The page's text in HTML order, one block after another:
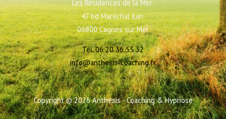
Les Résidences de la Mer
47 bd Maréchal Juin
06800 Cagnes sur Mer
Tél. 06 20 36 55 32
info@anthesis-coaching.fr
Cagnes sur Mer
Nice
Saint Laurent du Var
Copyright © 2026 Anthesis - Coaching & Hypnose